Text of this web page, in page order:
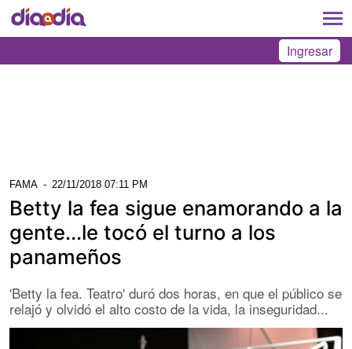
Ingresar
FAMA - 22/11/2018 07:11 PM
Betty la fea sigue enamorando a la
gente...le tocó el turno a los
panameños
'Betty la fea. Teatro' duró dos horas, en que el público se
relajó y olvidó el alto costo de la vida, la inseguridad...